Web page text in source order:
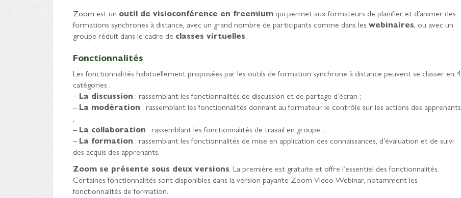
Zoom est un outil de visioconférence en freemium qui permet aux formateurs de planifier et d’animer des
formations synchrones à distance, avec un grand nombre de participants comme dans les webinaires, ou avec un
groupe réduit dans le cadre de classes virtuelles.
Fonctionnalités
Les fonctionnalités habituellement proposées par les outils de formation synchrone à distance peuvent se classer en 4
catégories :
– La discussion : rassemblant les fonctionnalités de discussion et de partage d’écran ;
– La modération : rassemblant les fonctionnalités donnant au formateur le contrôle sur les actions des apprenants
;
– La collaboration : rassemblant les fonctionnalités de travail en groupe ;
– La formation : rassemblant les fonctionnalités de mise en application des connaissances, d’évaluation et de suivi
des acquis des apprenants.
Zoom se présente sous deux versions. La première est gratuite et offre l’essentiel des fonctionnalités.
Certaines fonctionnalités sont disponibles dans la version payante Zoom Video Webinar, notamment les
fonctionnalités de formation.